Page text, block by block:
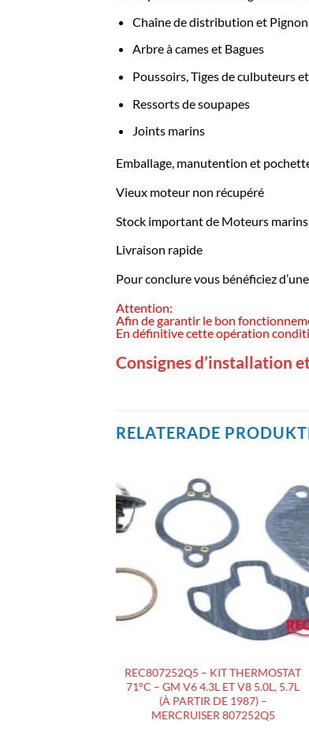
Chaîne de distribution et
Arbre à cames et Bagues
Poussoirs, Tiges de culbuteurs
Ressorts de soupapes
Joints marins
Emballage, manutention et
Vieux moteur non récupéré
Stock important de Moteurs marins
Livraison rapide
Pour conclure vous bénéficiez
Attention:
Afin de garantir le bon
En définitive cette opération
Consignes d’installation
RELATERADE
AJOUTER
À LA
LISTE
D’ENVIES
REC807252Q5 – KIT THERMOSTAT
71°C – GM V6 4.3L ET V8 5.0L, 5.7L
(À PARTIR DE 1987) –
MERCRUISER 807252Q5